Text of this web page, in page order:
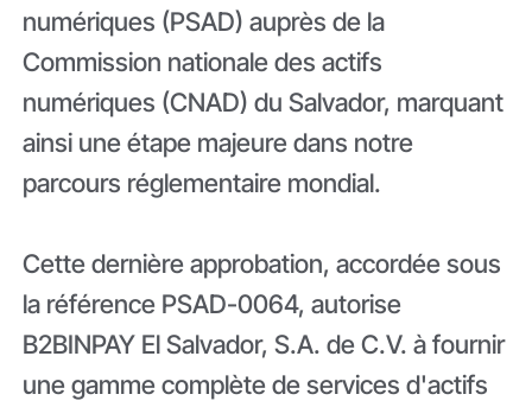
numériques (PSAD) auprès de la
Commission nationale des actifs
numériques (CNAD) du Salvador, marquant
ainsi une étape majeure dans notre
parcours réglementaire mondial.
Cette dernière approbation, accordée sous
la référence PSAD-0064, autorise
B2BINPAY El Salvador, S.A. de C.V. à fournir
une gamme complète de services d'actifs